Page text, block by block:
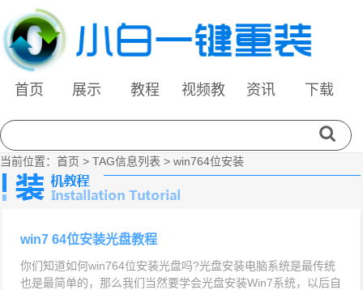
首页 展示 教程
视频教
资讯 下载
当前位置： 首页 > TAG信息列表 > win764位安装
win7 64位安装光盘教程
你们知道如何win764位安装光盘吗?光盘安装电脑系统是最传统
也是最简单的，那么我们当然要学会光盘安装Win7系统，以后自